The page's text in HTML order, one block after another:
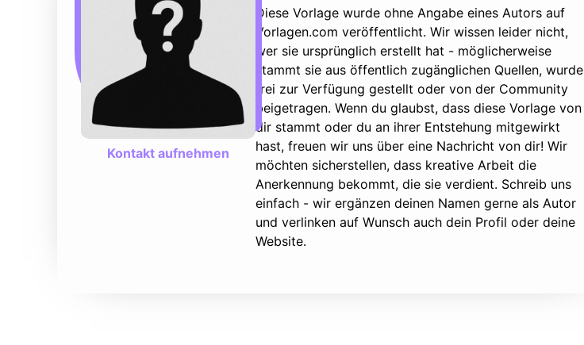
Kontakt aufnehmen
Diese Vorlage wurde ohne Angabe eines Autors auf
Vorlagen.com veröffentlicht. Wir wissen leider nicht,
wer sie ursprünglich erstellt hat - möglicherweise
stammt sie aus öffentlich zugänglichen Quellen, wurde
frei zur Verfügung gestellt oder von der Community
beigetragen. Wenn du glaubst, dass diese Vorlage von
dir stammt oder du an ihrer Entstehung mitgewirkt
hast, freuen wir uns über eine Nachricht von dir! Wir
möchten sicherstellen, dass kreative Arbeit die
Anerkennung bekommt, die sie verdient. Schreib uns
einfach - wir ergänzen deinen Namen gerne als Autor
und verlinken auf Wunsch auch dein Profil oder deine
Website.